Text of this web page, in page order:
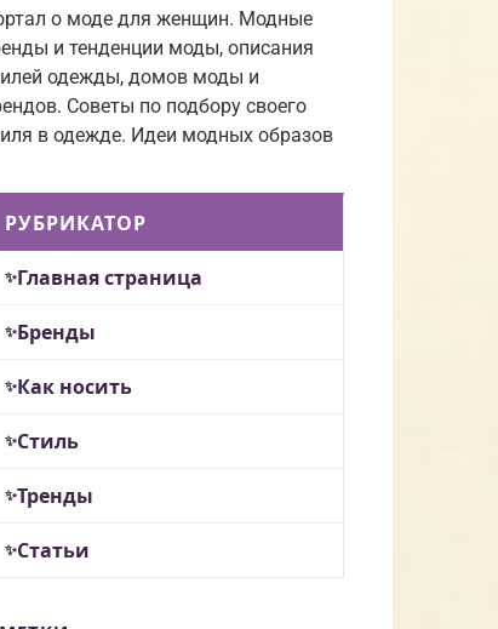
о моде для женщин. Модные
и тенденции моды, описания
одежды, домов моды и
Советы по подбору своего
в одежде. Идеи модных образов
РУБРИКАТОР
Главная страница
Бренды
Как носить
Стиль
Тренды
Статьи